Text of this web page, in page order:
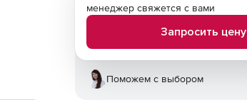
менеджер свяжется с вами
Запросить цену
Поможем с выбором